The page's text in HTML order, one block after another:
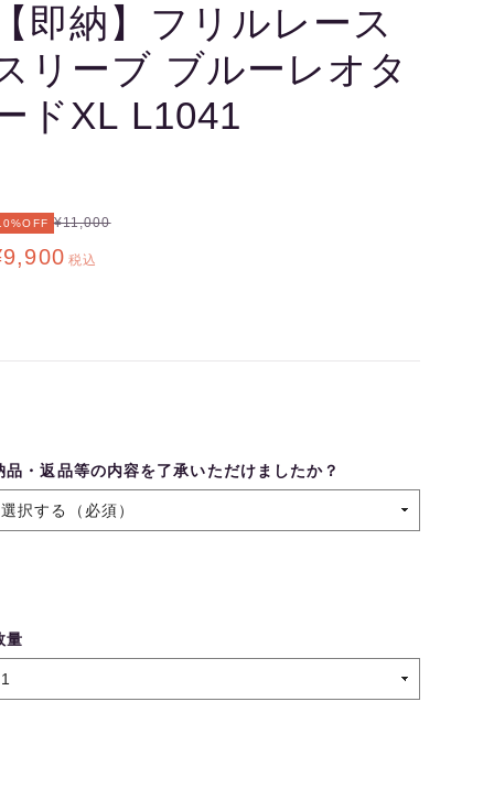
即納】フリルレース
リーブ ブルーレオタ
ドXL L1041
¥11,000
税込
品・返品等の内容を了承いただけましたか？
量